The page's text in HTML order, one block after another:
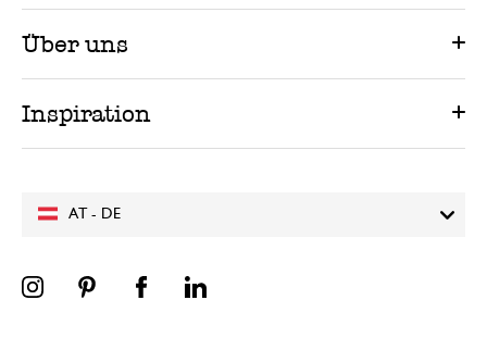
AT - DE
Über uns
Inspiration